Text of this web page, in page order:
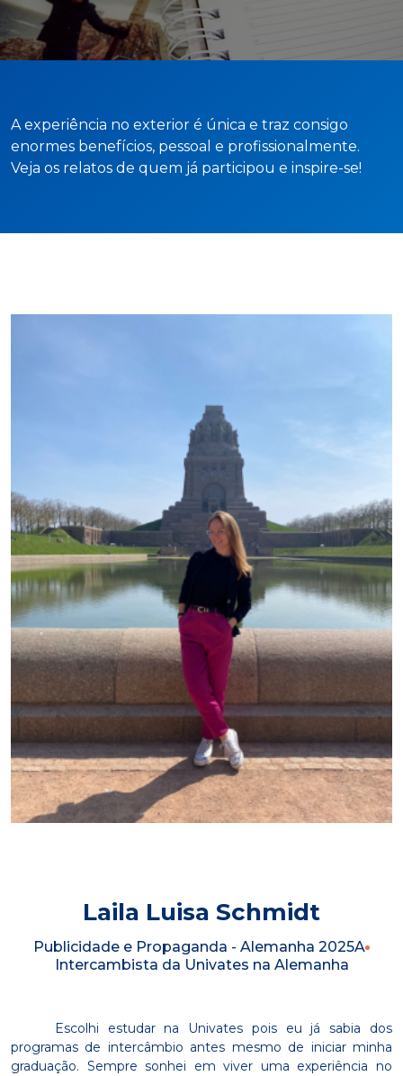
de Idiomas
Médicas
Conosco
& Você - Comunidade
Gustavo Adolfo
A experiência no exterior é única e traz consigo
enormes benefícios, pessoal e profissionalmente.
Veja os relatos de quem já participou e inspire-se!
Laila Luisa Schmidt
Publicidade e Propaganda - Alemanha 2025A
Intercambista da Univates na Alemanha
Escolhi estudar na Univates pois eu já sabia dos
programas de intercâmbio antes mesmo de iniciar minha
graduação. Sempre sonhei em viver uma experiência no